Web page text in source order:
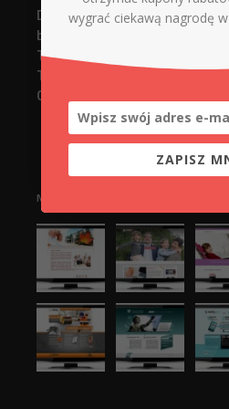
Digital Xperts
biuro@d-x.pl
Tel. 737748919 (strony www)
Tel. 737748918 (serwis +
Górnicza 12/14 lokal 005
NASZE REALIZACJE:
wygrać ciekawą nagrodę
ZAPISZ